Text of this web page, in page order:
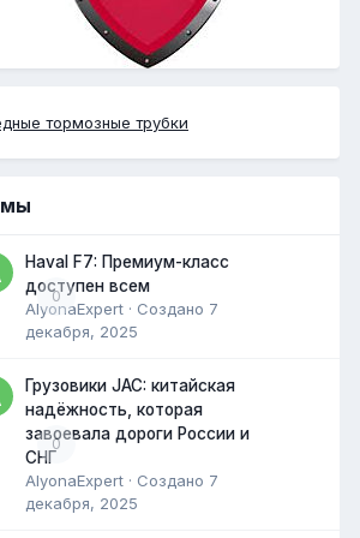
тормозные трубки
0
Haval F7: Премиум-класс
доступен всем
AlyonaExpert · Создано 7
декабря, 2025
0
Грузовики JAC: китайская
надёжность, которая
завоевала дороги России и
СНГ
AlyonaExpert · Создано 7
декабря, 2025